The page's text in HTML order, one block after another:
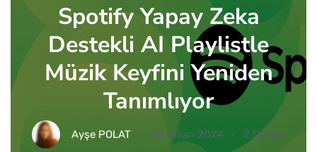
Spotify Yapay Zeka
Destekli AI Playlistle
Müzik Keyfini Yeniden
Tanımlıyor
Ayşe POLAT 09 Nisan 2024 2 Dakika